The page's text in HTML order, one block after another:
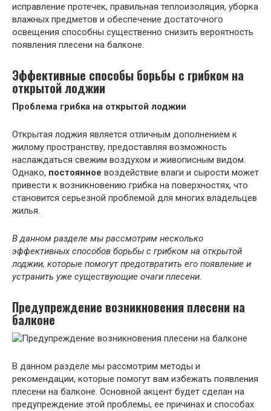
исправление протечек, правильная теплоизоляция, уборка
влажных предметов и обеспечение достаточного
освещения способны существенно снизить вероятность
появления плесени на балконе.
Эффективные способы борьбы с грибком на
открытой лоджии
Проблема грибка на открытой лоджии
Открытая лоджия является отличным дополнением к
жилому пространству, предоставляя возможность
наслаждаться свежим воздухом и живописным видом.
Однако, постоянное воздействие влаги и сырости может
привести к возникновению грибка на поверхностях, что
становится серьезной проблемой для многих владельцев
жилья.
В данном разделе мы рассмотрим несколько
эффективных способов борьбы с грибком на открытой
лоджии, которые помогут предотвратить его появление и
устранить уже существующие очаги плесени.
Предупреждение возникновения плесени на
балконе
В данном разделе мы рассмотрим методы и
рекомендации, которые помогут вам избежать появления
плесени на балконе. Основной акцент будет сделан на
предупреждение этой проблемы, ее причинах и способах